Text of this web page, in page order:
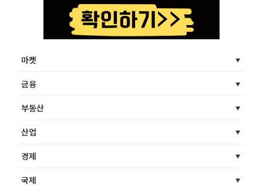
마켓
금융
부동산
산업
경제
국제